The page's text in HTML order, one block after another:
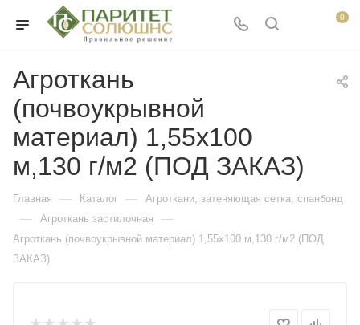
0
Агроткань
(почвоукрывной
материал) 1,55х100
м,130 г/м2 (ПОД ЗАКАЗ)
Главная — Каталог — Агроткани, затеняющая сетка, спанбонд
— Агроткань застилочная —
Агроткань (почвоукрывной материал) 1,55х100 м,130 г/м2 (ПОД
ЗАКАЗ)